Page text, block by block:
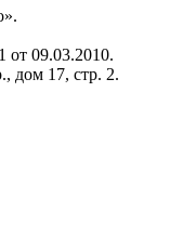
09.03.2010.
дом 17, стр. 2.